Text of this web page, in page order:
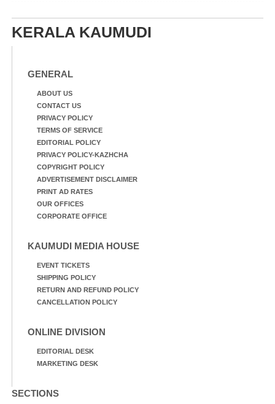
ചാമ്പ്യൻഷിപ്പിൽ അണ്ടർ
20 ആൺകുട്ടികളുടെ 200
മീറ്റർ ഓട്ടം ഫൈനൽ
മത്സരത്തിനിടെ സിന്തറ്റിക്
ട്രാക്കിന് കുറുകെ ഓടുന്ന
KERALA KAUMUDI
GENERAL
ABOUT US
CONTACT US
PRIVACY POLICY
TERMS OF SERVICE
EDITORIAL POLICY
PRIVACY POLICY-KAZHCHA
COPYRIGHT POLICY
ADVERTISEMENT DISCLAIMER
PRINT AD RATES
OUR OFFICES
CORPORATE OFFICE
KAUMUDI MEDIA HOUSE
EVENT TICKETS
SHIPPING POLICY
RETURN AND REFUND POLICY
CANCELLATION POLICY
ONLINE DIVISION
EDITORIAL DESK
MARKETING DESK
SECTIONS